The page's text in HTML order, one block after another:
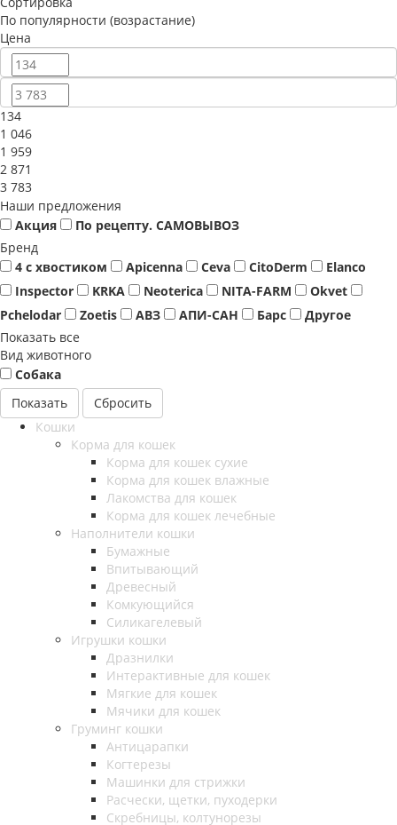
По популярности (возрастание)
Цена
134
1 046
1 959
2 871
3 783
Наши предложения
Акция
По рецепту. САМОВЫВОЗ
Бренд
4 с хвостиком
Apicenna Ceva CitoDerm
Elanco
Inspector
KRKA Neoterica NITA-FARM
Okvet
Pchelodar
Zoetis АВЗ АПИ-САН Барс
Другое
Показать все
Вид животного
Собака
Сбросить
Кошки
Корма для кошек
Корма для кошек сухие
Корма для кошек влажные
Лакомства для кошек
Корма для кошек лечебные
Наполнители кошки
Бумажные
Впитывающий
Древесный
Комкующийся
Силикагелевый
Игрушки кошки
Дразнилки
Интерактивные для кошек
Мягкие для кошек
Мячики для кошек
Груминг кошки
Антицарапки
Когтерезы
Машинки для стрижки
Расчески, щетки, пуходерки
Скребницы, колтунорезы